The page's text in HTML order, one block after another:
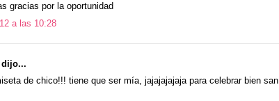
gracias por la oportunidad
a las 10:28
dijo...
de chico!!! tiene que ser mía, jajajajajaja para celebrar bien san